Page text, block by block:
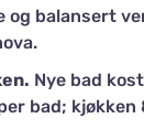
og balansert
Nye bad
bad;